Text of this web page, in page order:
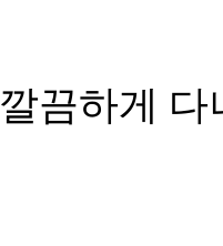
깔끔하게 다